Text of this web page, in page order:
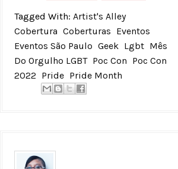
Tagged With: Artist's Alley
Cobertura Coberturas Eventos
Eventos São Paulo Geek Lgbt Mês
Do Orgulho LGBT Poc Con Poc Con
2022 Pride Pride Month